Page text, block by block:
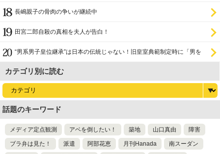
長嶋親子の骨肉の争いが継続中
田宮二郎自殺の真相を夫人が告白！
“男系男子皇位継承”は日本の伝統じゃない！旧皇室典範制定時に「男を
尊び女を卑む」と
カテゴリ別に読む
話題のキーワード
メディア定点観測 アベを倒したい！ 築地 山口真由 障害
ブラ弁は見た！ 派遣 阿部花恵 月刊Hanada 南スーダン